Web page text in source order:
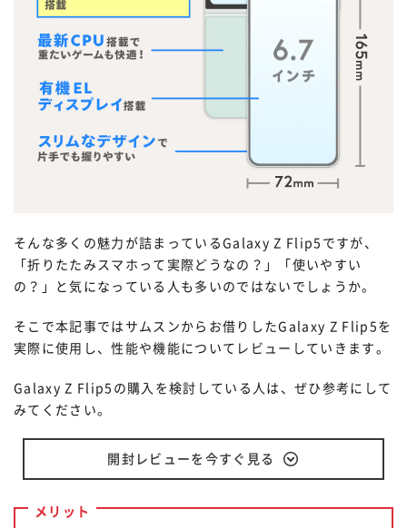
そんな多くの魅力が詰まっているGalaxy Z Flip5ですが、
「折りたたみスマホって実際どうなの？」「使いやすい
の？」と気になっている人も多いのではないでしょうか。
そこで本記事ではサムスンからお借りしたGalaxy Z Flip5を
実際に使用し、性能や機能についてレビューしていきます。
Galaxy Z Flip5の購入を検討している人は、ぜひ参考にして
みてください。
開封レビューを今すぐ見る
メリット